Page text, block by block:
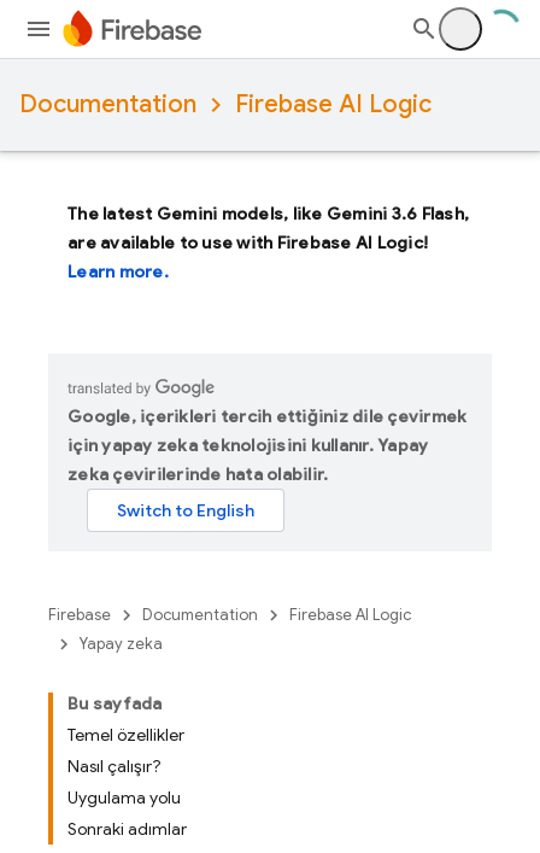
Documentation Firebase AI Logic
The latest Gemini models, like Gemini 3.6 Flash,
are available to use with Firebase AI Logic!
Learn more.
Google, içerikleri tercih ettiğiniz dile çevirmek
için yapay zeka teknolojisini kullanır. Yapay
zeka çevirilerinde hata olabilir.
Firebase Documentation
Firebase AI Logic
Yapay zeka
Bu sayfada
Temel özellikler
Nasıl çalışır?
Uygulama yolu
Sonraki adımlar